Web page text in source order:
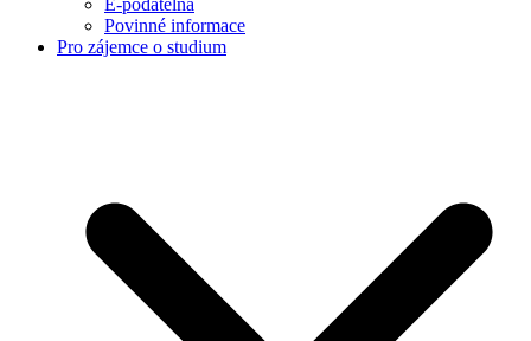
E-podatelna
Povinné informace
Pro zájemce o studium